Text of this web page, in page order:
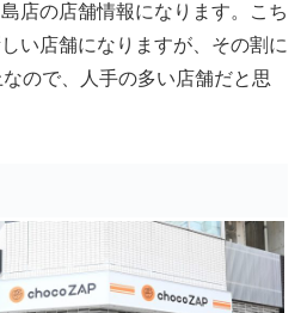
店の店舗情報になります。こち
い店舗になりますが、その割に
ので、人手の多い店舗だと思